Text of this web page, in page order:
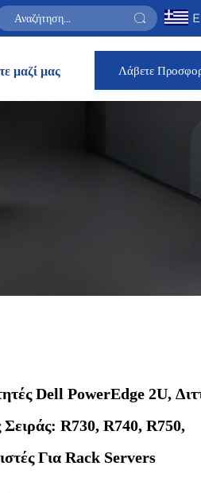
μαζί μας Λάβετε
Dell PowerEdge 2U,
R730, R740, R750,
Για Rack Servers